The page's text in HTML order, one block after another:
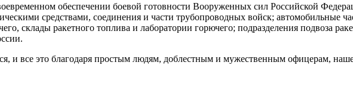
обеспечении боевой готовности Вооруженных сил Российской
средствами, соединения и части трубопроводных войск; автомобильные
склады ракетного топлива и лаборатории горючего; подразделения подвоза
и все это благодаря простым людям, доблестным и мужественным офицерам,